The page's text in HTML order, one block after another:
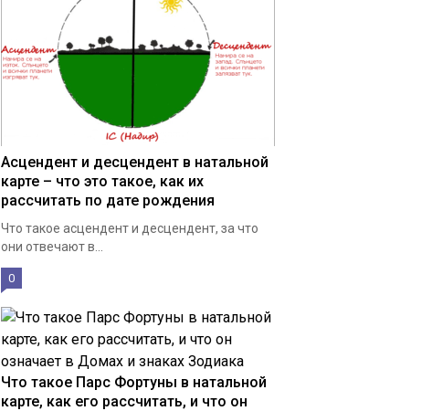
Асцендент и десцендент в натальной
карте – что это такое, как их
рассчитать по дате рождения
Что такое асцендент и десцендент, за что
они отвечают в...
0
Что такое Парс Фортуны в натальной
карте, как его расcчитать, и что он